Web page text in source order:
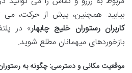
بیابید. همچنین، پیش از حرکت،
کاربران رستوران خلیج چابهار» در
بازخوردهای میهمانان مطلع شوید.
موقعیت مکانی و دسترسی: چگونه به